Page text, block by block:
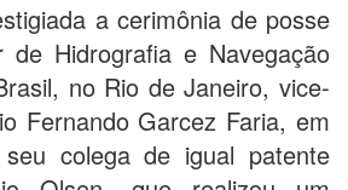
a cerimônia de posse
de Hidrografia e Navegação
no Rio de Janeiro, vice-
Fernando Garcez Faria, em
colega de igual patente